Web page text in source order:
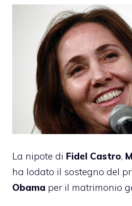
La nipote di Fidel Castro,
ha lodato il sostegno del
Obama per il matrimonio